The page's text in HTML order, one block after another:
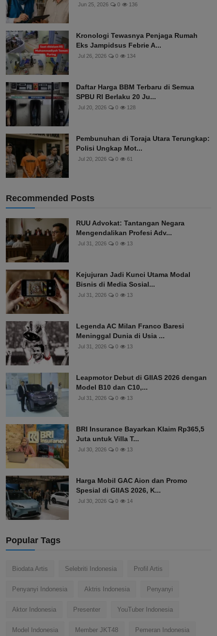
Jun 25, 2026 0 136
Kronologi Tewasnya Penjaga Rumah
Eks Jampidsus Febrie A...
Jul 26, 2026 0 134
Daftar Harga BBM Terbaru di Semua
SPBU RI Berlaku 20 Ju...
Jul 20, 2026 0 128
Pembunuhan di Toraja Utara Terungkap:
Polisi Ungkap Mot...
Jul 20, 2026 0 61
Recommended Posts
RUU Advokat: Tantangan Negara
Mengendalikan Profesi Adv...
Jul 31, 2026 0 13
Kejujuran Jadi Kunci Utama Modal
Bisnis di Media Sosial...
Jul 31, 2026 0 13
Legenda AC Milan Franco Baresi
Meninggal Dunia di Usia ...
Jul 31, 2026 0 13
Leapmotor Debut di GIIAS 2026 dengan
Model B10 dan C10,...
Jul 31, 2026 0 13
BRI Insurance Bayarkan Klaim Rp365,5
Juta untuk Villa T...
Jul 30, 2026 0 13
Harga Mobil GAC Aion dan Promo
Spesial di GIIAS 2026, K...
Jul 30, 2026 0 14
Popular Tags
Biodata Artis Selebriti Indonesia Profil Artis
Penyanyi Indonesia Aktris Indonesia Penyanyi
Aktor Indonesia Presenter YouTuber Indonesia
Model Indonesia Member JKT48 Pemeran Indonesia